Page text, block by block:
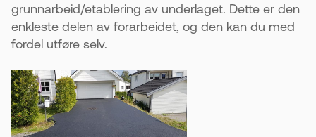
grunnarbeid/etablering av underlaget. Dette er den
enkleste delen av forarbeidet, og den kan du med
fordel utføre selv.